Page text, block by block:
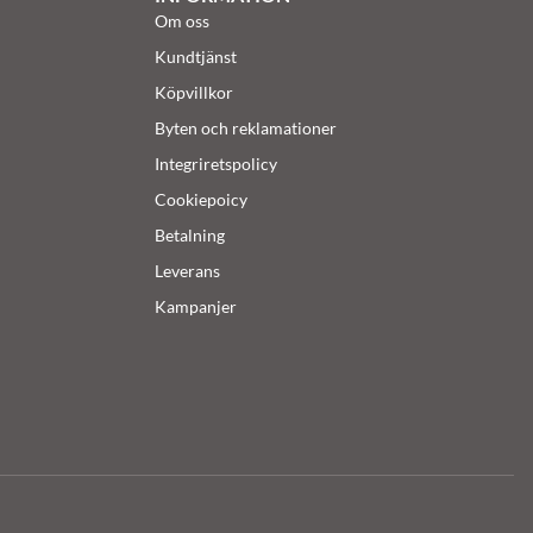
Om oss
Kundtjänst
Köpvillkor
Byten och reklamationer
Integriretspolicy
Cookiepoicy
Betalning
Leverans
Kampanjer